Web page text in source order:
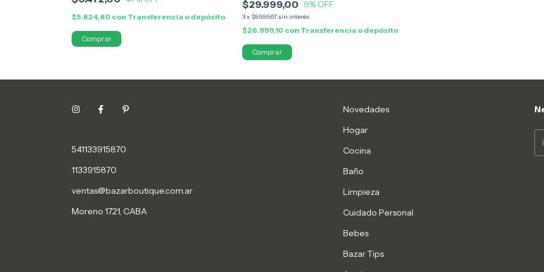
$5.824,80 con Transferencia o depósito
$29.999,00 9% OFF
3x $9.999,67 sin interés
$26.999,10 con Transferencia o depósito
Comprar
541133915870
1133915870
ventas@bazarboutique.com.ar
Moreno 1721, CABA
Novedades
Hogar
Cocina
Baño
Limpieza
Cuidado Personal
Bebes
Bazar Tips